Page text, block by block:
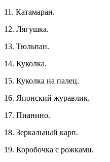
11. Катамаран.
12. Лягушка.
13. Тюльпан.
14. Куколка.
15. Куколка на палец.
16. Японский журавлик.
17. Пианино.
18. Зеркальный карп.
19. Коробочка с рожками.